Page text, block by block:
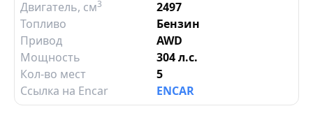
Двигатель, см3
2497
Топливо
Бензин
Привод
AWD
Мощность
304 л.с.
Кол-во мест
5
Ссылка на Encar
ENCAR